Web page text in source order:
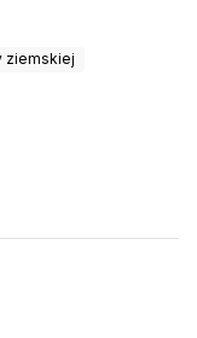
ziemskiej